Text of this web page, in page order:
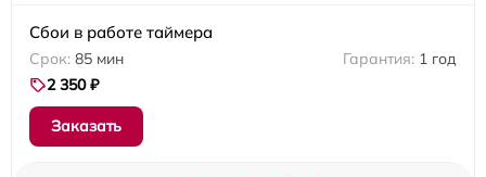
Сбои в работе таймера
85 мин
1 год
2 350 ₽
Заказать